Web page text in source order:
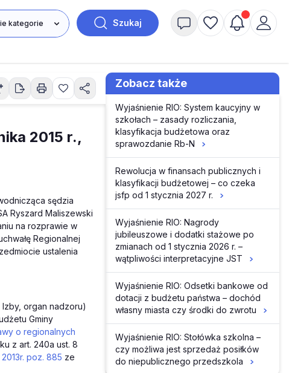
Szukaj
2015 r.,
sędzia
Ryszard Maliszewski
na rozprawie w
Regionalnej
ustalenia
organ nadzoru)
Gminy
o regionalnych
z art. 240a ust. 8
poz. 885 ze
Zobacz także
Wyjaśnienie RIO: System kaucyjny w
szkołach – zasady rozliczania,
klasyfikacja budżetowa oraz
sprawozdanie Rb-N
Rewolucja w finansach publicznych i
klasyfikacji budżetowej – co czeka
jsfp od 1 stycznia 2027 r.
Wyjaśnienie RIO: Nagrody
jubileuszowe i dodatki stażowe po
zmianach od 1 stycznia 2026 r. –
wątpliwości interpretacyjne JST
Wyjaśnienie RIO: Odsetki bankowe od
dotacji z budżetu państwa – dochód
własny miasta czy środki do zwrotu
Wyjaśnienie RIO: Stołówka szkolna –
czy możliwa jest sprzedaż posiłków
do niepublicznego przedszkola